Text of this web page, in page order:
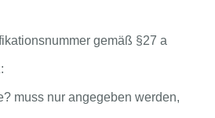
gemäß §27 a
muss nur angegeben werden,